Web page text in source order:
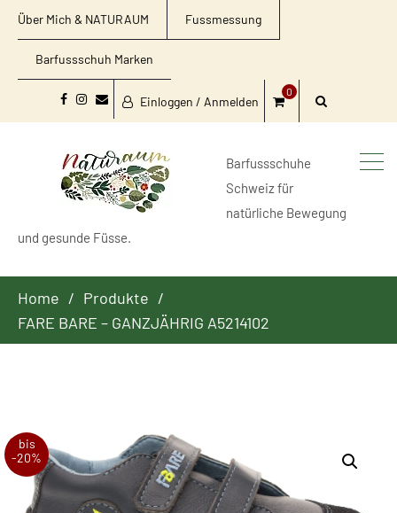
Über Mich & NATURAUM Fussmessung
Barfussschuh Marken
Facebook
Instagram
Email
Einloggen / Anmelden
0
Barfussschuhe
Schweiz für
natürliche Bewegung
und gesunde Füsse.
Home
Produkte
FARE BARE – GANZJÄHRIG A5214102
bis
-20%